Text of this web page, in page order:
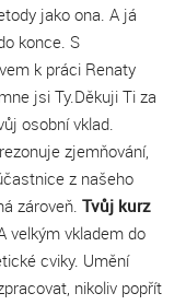
jako ona. A já
konce. S
k práci Renaty
jsi Ty.Děkuji Ti za
osobní vklad.
zjemňování,
z našeho
zároveň. Tvůj kurz
velkým vkladem do
cviky. Umění
nikoliv popřít